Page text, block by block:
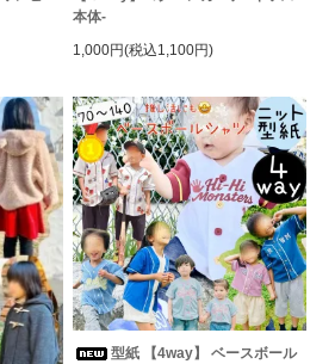
本体-
1,000円(税込1,100円)
型紙 【4way】 ベースボール